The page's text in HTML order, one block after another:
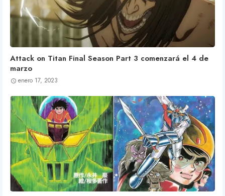
Attack on Titan Final Season Part 3 comenzará el 4 de
marzo
enero 17, 2023